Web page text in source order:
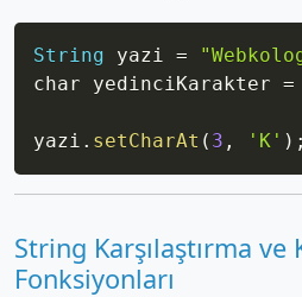
String yazi =
char yedinciKarakter =
yazi . setCharAt ( 3 , 'K' ) ;
String Karşılaştırma ve
Fonksiyonları